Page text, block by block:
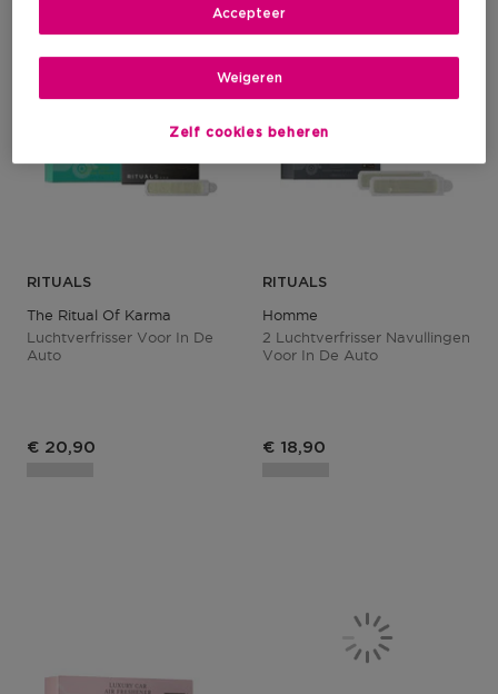
RITUALS
The Ritual Of Karma
Luchtverfrisser Voor In De
Auto
€ 20,90
RITUALS
Homme
2 Luchtverfrisser Navullingen
Voor In De Auto
€ 18,90
Zelf cookies beheren
Weigeren
Accepteer